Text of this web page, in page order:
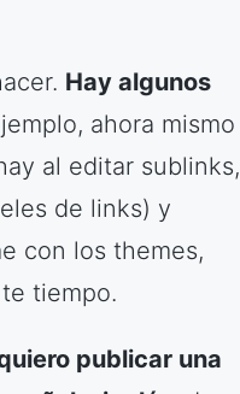
Hay algunos
ahora mismo
al editar sublinks,
de links) y
con los themes,
tiempo.
publicar una